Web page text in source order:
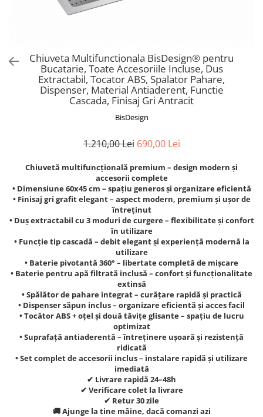
Chiuveta Multifunctionala BisDesign® pentru
Bucatarie, Toate Accesoriile Incluse, Dus
Extractabil, Tocator ABS, Spalator Pahare,
Dispenser, Material Antiaderent, Functie
Cascada, Finisaj Gri Antracit
BisDesign
1.210,00 Lei 690,00 Lei
Chiuvetă multifuncțională premium – design modern și
accesorii complete
• Dimensiune 60x45 cm – spațiu generos și organizare eficientă
• Finisaj gri grafit elegant – aspect modern, premium și ușor de
întreținut
• Duș extractabil cu 3 moduri de curgere – flexibilitate și confort
în utilizare
• Funcție tip cascadă – debit elegant și experiență modernă la
utilizare
• Baterie pivotantă 360° – libertate completă de mișcare
• Baterie pentru apă filtrată inclusă – confort și funcționalitate
extinsă
• Spălător de pahare integrat – curățare rapidă și practică
• Dispenser săpun inclus – organizare eficientă și acces facil
• Tocător ABS + oțel și două tăvițe glisante – spațiu de lucru
optimizat
• Suprafață antiaderentă – întreținere ușoară și rezistență
ridicată
• Set complet de accesorii inclus – instalare rapidă și utilizare
imediată
✔ Livrare rapidă 24–48h
✔ Verificare colet la livrare
✔ Retur 30 zile
🚚 Ajunge la tine mâine, dacă comanzi azi